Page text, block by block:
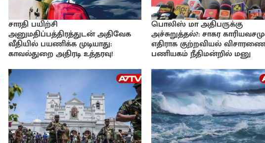
சாரதி பயிற்சி
அனுமதிப்பத்திரத்துடன் அதிவேக
வீதியில் பயணிக்க முடியாது:
காவல்துறை அதிரடி உத்தரவு!
பொலிஸ் மா அதிபருக்கு
அச்சுறுத்தல்?: சாகர
எதிராக குற்றவியல்
பணியகம் நீதிமன்றில் மனு